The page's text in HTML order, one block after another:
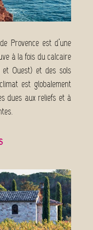
Provence est d’une
à la fois du calcaire
Ouest) et des sols
est globalement
dues aux reliefs et à